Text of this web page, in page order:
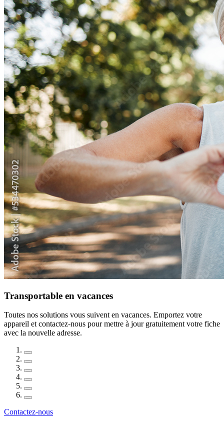
Transportable en vacances
Toutes nos solutions vous suivent en vacances. Emportez votre
appareil et contactez-nous pour mettre à jour gratuitement votre fiche
avec la nouvelle adresse.
Contactez-nous